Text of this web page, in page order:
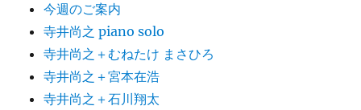
今週のご案内
寺井尚之 piano solo
寺井尚之＋むねたけ まさひろ
寺井尚之＋宮本在浩
寺井尚之＋石川翔太